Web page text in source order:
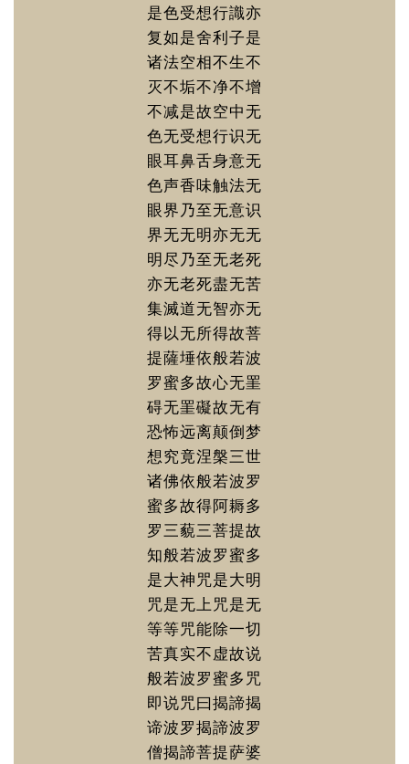
是色受想行識亦
复如是舍利子是
诸法空相不生不
灭不垢不净不增
不减是故空中无
色无受想行识无
眼耳鼻舌身意无
色声香味触法无
眼界乃至无意识
界无无明亦无无
明尽乃至无老死
亦无老死盡无苦
集滅道无智亦无
得以无所得故菩
提薩埵依般若波
罗蜜多故心无罣
碍无罣礙故无有
恐怖远离颠倒梦
想究竟涅槃三世
诸佛依般若波罗
蜜多故得阿耨多
罗三藐三菩提故
知般若波罗蜜多
是大神咒是大明
咒是无上咒是无
等等咒能除一切
苦真实不虚故说
般若波罗蜜多咒
即说咒曰揭諦揭
谛波罗揭諦波罗
僧揭諦菩提萨婆